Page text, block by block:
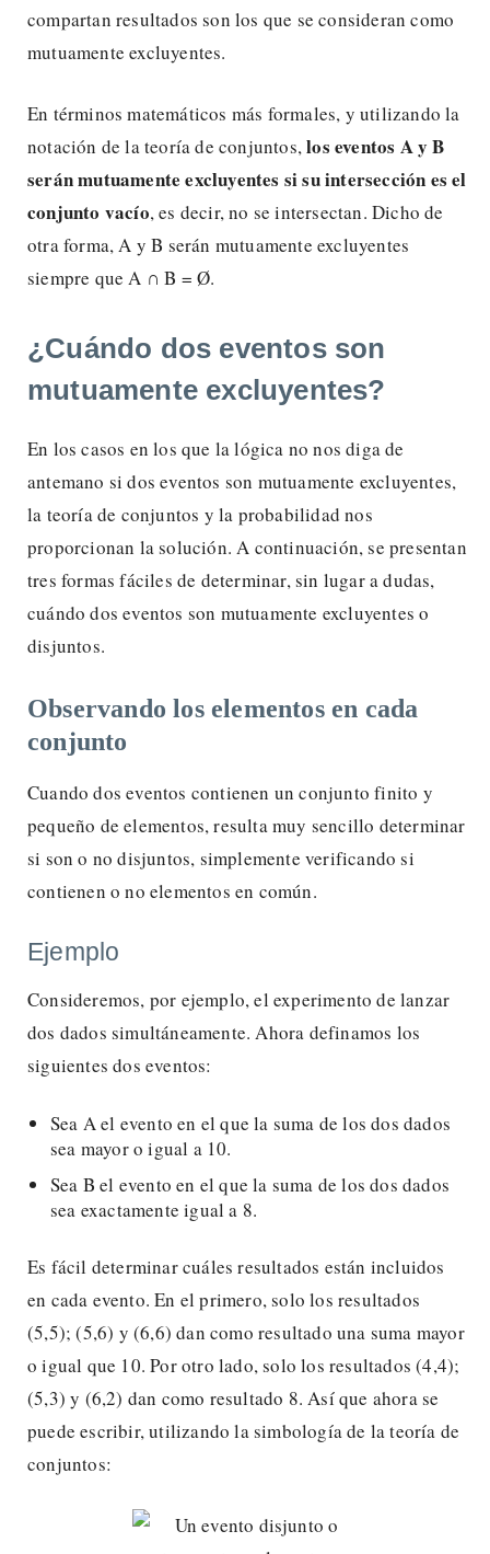
compartan resultados son los que se consideran como
mutuamente excluyentes.
En términos matemáticos más formales, y utilizando la
notación de la teoría de conjuntos,los eventos A y B
serán mutuamente excluyentes si su intersección es el
conjunto vacío, es decir, no se intersectan. Dicho de
otra forma, A y B serán mutuamente excluyentes
siempre que A ∩ B = Ø.
¿Cuándo dos eventos son
mutuamente excluyentes?
En los casos en los que la lógica no nos diga de
antemano si dos eventos son mutuamente excluyentes,
la teoría de conjuntos y la probabilidad nos
proporcionan la solución. A continuación, se presentan
tres formas fáciles de determinar, sin lugar a dudas,
cuándo dos eventos son mutuamente excluyentes o
disjuntos.
Observando los elementos en cada
conjunto
Cuando dos eventos contienen un conjunto finito y
pequeño de elementos, resulta muy sencillo determinar
si son o no disjuntos, simplemente verificando si
contienen o no elementos en común.
Ejemplo
Consideremos, por ejemplo, el experimento de lanzar
dos dados simultáneamente. Ahora definamos los
siguientes dos eventos:
Sea A el evento en el que la suma de los dos dados
sea mayor o igual a 10.
Sea B el evento en el que la suma de los dos dados
sea exactamente igual a 8.
Es fácil determinar cuáles resultados están incluidos
en cada evento. En el primero, solo los resultados
(5,5); (5,6) y (6,6) dan como resultado una suma mayor
o igual que 10. Por otro lado, solo los resultados (4,4);
(5,3) y (6,2) dan como resultado 8. Así que ahora se
puede escribir, utilizando la simbología de la teoría de
conjuntos: